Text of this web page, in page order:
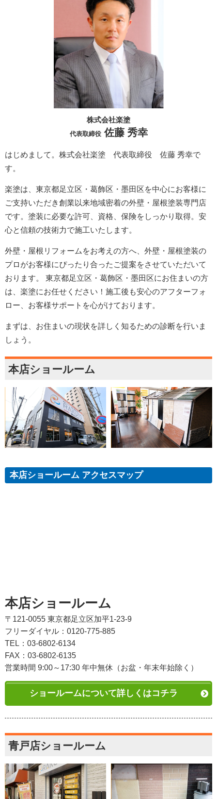
株式会社楽塗
代表取締役佐藤 秀幸
はじめまして。株式会社楽塗 代表取締役 佐藤 秀幸で
す。
楽塗は、東京都足立区・葛飾区・墨田区を中心にお客様に
ご支持いただき創業以来地域密着の外壁・屋根塗装専門店
です。塗装に必要な許可、資格、保険をしっかり取得。安
心と信頼の技術力で施工いたします。
外壁・屋根リフォームをお考えの方へ、外壁・屋根塗装の
プロがお客様にぴったり合ったご提案をさせていただいて
おります。 東京都足立区・葛飾区・墨田区にお住まいの方
は、楽塗にお任せください！施工後も安心のアフターフォ
ロー、お客様サポートを心がけております。
まずは、お住まいの現状を詳しく知るための診断を行いま
しょう。
本店ショールーム
本店ショールーム アクセスマップ
本店ショールーム
〒121-0055 東京都足立区加平1-23-9
フリーダイヤル：0120-775-885
TEL：03-6802-6134
FAX：03-6802-6135
営業時間 9:00～17:30 年中無休（お盆・年末年始除く）
ショールームについて詳しくはコチラ
青戸店ショールーム